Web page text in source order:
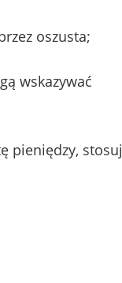
oszusta;
wskazywać
pieniędzy, stosuj